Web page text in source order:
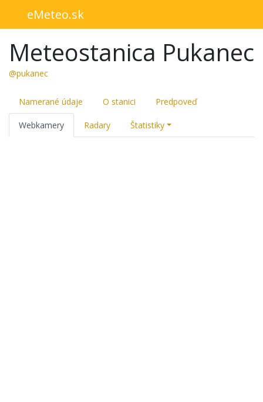
eMeteo.sk
Meteostanica Pukanec
@pukanec
Namerané údaje O stanici Predpoveď
Webkamery Radary Štatistiky